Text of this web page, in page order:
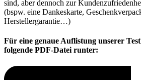
sind, aber dennoch zur
(bspw. eine Dankeskarte,
Herstellergarantie…)
Für eine genaue Auflistung unserer
folgende PDF-Datei runter: